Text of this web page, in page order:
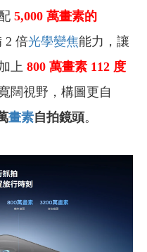
5,000 萬畫素的
2 倍光學變焦能力，讓
上 800 萬畫素 112 度
闊視野，構圖更自
畫素自拍鏡頭。